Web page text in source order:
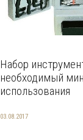
Набор
необходимый
использования
03.08.2017